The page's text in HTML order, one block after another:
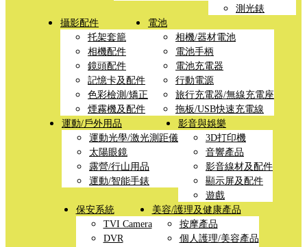
測光錶
攝影配件
托架套籠
相機配件
鏡頭配件
記憶卡及配件
色彩檢測/矯正
煙霧機及配件
電池
相機/器材電池
電池手柄
電池充電器
行動電源
旅行充電器/無線充電座
拖板/USB快速充電線
運動/戶外用品
運動光學/激光測距儀
太陽眼鏡
露營/行山用品
運動/智能手錶
影音與娛樂
3D打印機
音響產品
影音線材及配件
顯示屏及配件
遊戲
保安系統
TVI Camera
DVR
美容/護理及健康產品
按摩產品
個人護理/美容產品